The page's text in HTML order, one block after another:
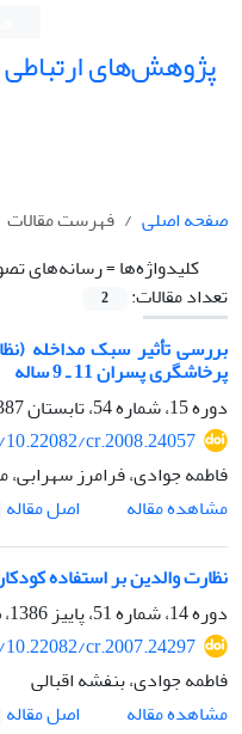
پژوهش‌های ارتباطی
صفحه اصلی
فهرست مقالات
کلیدواژه‌ها =رسانه‌های
تعداد مقالات:
2
بررسی تأثیر سبک مداخله
پرخاشگری پسران 11 ـ 9 ساله
دوره 15، شماره 54، تابستان 1387، صفحه
cr.2008.24057
فاطمه جوادی، فرامرز
مشاهده مقاله
اصل مقاله
نظارت والدین بر استفاده
دوره 14، شماره 51، پاییز 1386، صفحه
cr.2007.24297
فاطمه جوادی، بنفشه اقبالی
مشاهده مقاله
اصل مقاله